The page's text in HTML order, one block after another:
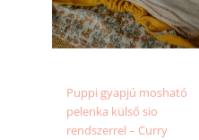
Puppi gyapjú mosható
pelenka külső sio
rendszerrel – Curry